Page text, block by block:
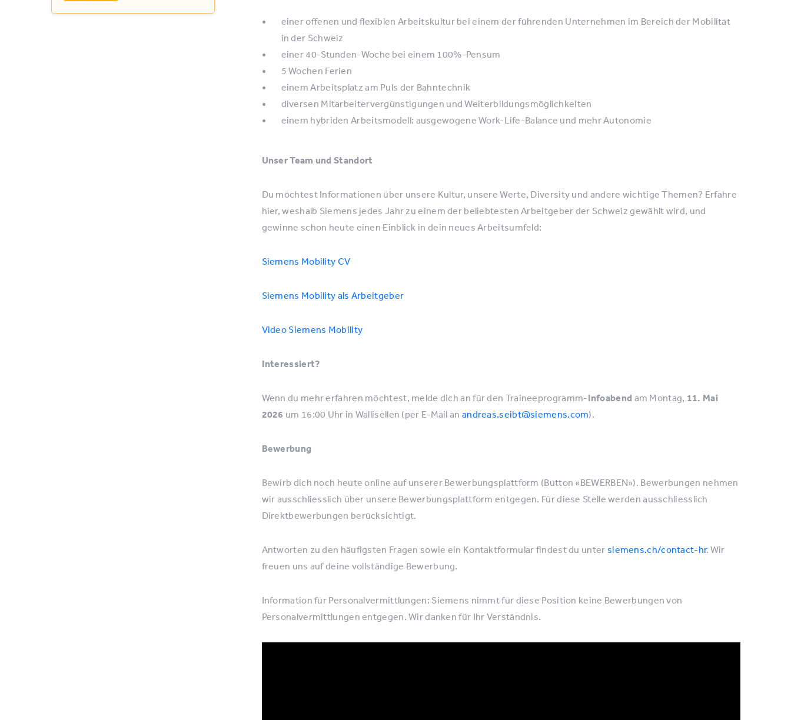
einer offenen und flexiblen Arbeitskultur bei einem der führenden Unternehmen im Bereich der Mobilität
in der Schweiz
einer 40-Stunden-Woche bei einem 100%-Pensum
5 Wochen Ferien
einem Arbeitsplatz am Puls der Bahntechnik
diversen Mitarbeitervergünstigungen und Weiterbildungsmöglichkeiten
einem hybriden Arbeitsmodell: ausgewogene Work-Life-Balance und mehr Autonomie
Unser Team und Standort
Du möchtest Informationen über unsere Kultur, unsere Werte, Diversity und andere wichtige Themen? Erfahre
hier, weshalb Siemens jedes Jahr zu einem der beliebtesten Arbeitgeber der Schweiz gewählt wird, und
gewinne schon heute einen Einblick in dein neues Arbeitsumfeld:
Siemens Mobility CV
Siemens Mobility als Arbeitgeber
Video Siemens Mobility
Interessiert?
Wenn du mehr erfahren möchtest, melde dich an für den Traineeprogramm-Infoabend am Montag, 11. Mai
2026 um 16:00 Uhr in Wallisellen (per E-Mail an andreas.seibt@siemens.com).
Bewerbung
Bewirb dich noch heute online auf unserer Bewerbungsplattform (Button «BEWERBEN»). Bewerbungen nehmen
wir ausschliesslich über unsere Bewerbungsplattform entgegen. Für diese Stelle werden ausschliesslich
Direktbewerbungen berücksichtigt.
Antworten zu den häufigsten Fragen sowie ein Kontaktformular findest du unter siemens.ch/contact-hr. Wir
freuen uns auf deine vollständige Bewerbung.
Information für Personalvermittlungen: Siemens nimmt für diese Position keine Bewerbungen von
Personalvermittlungen entgegen. Wir danken für Ihr Verständnis.